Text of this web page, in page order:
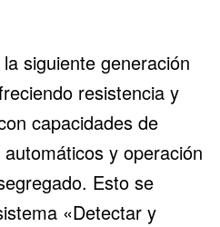
siguiente generación
resistencia y
capacidades de
y operación
Esto se
«Detectar y